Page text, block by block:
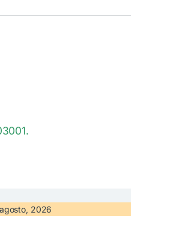
agosto, 2026